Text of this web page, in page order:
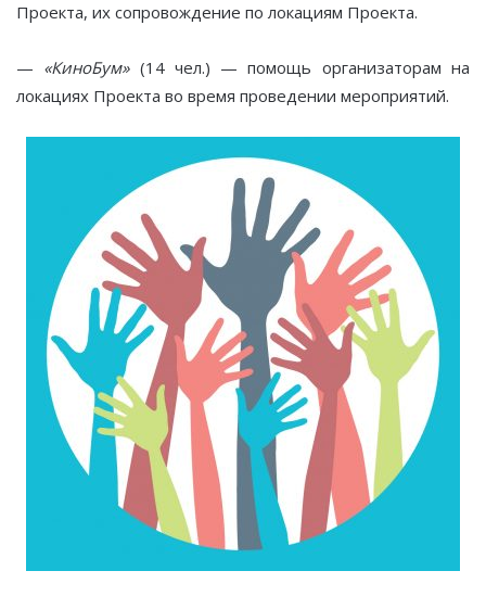
Проекта, их сопровождение по локациям Проекта.
— «КиноБум»(14 чел.) — помощь организаторам на
локациях Проекта во время проведении мероприятий.